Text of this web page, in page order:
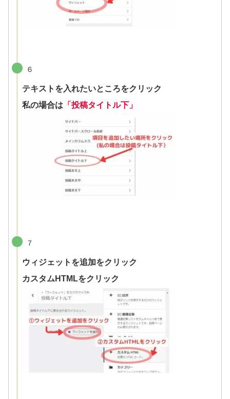
６
テキストを入れたいところをクリック
私の場合は 「投稿タイトル下」
７
ウィジェットを追加をクリック
カスタムHTMLをクリック